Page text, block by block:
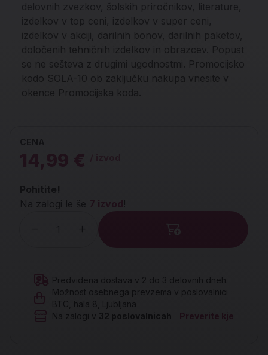
delovnih zvezkov, šolskih priročnikov, literature,
izdelkov v top ceni, izdelkov v super ceni,
izdelkov v akciji, darilnih bonov, darilnih paketov,
določenih tehničnih izdelkov in obrazcev. Popust
se ne sešteva z drugimi ugodnostmi. Promocijsko
kodo SOLA-10 ob zaključku nakupa vnesite v
okence Promocijska koda.
CENA
14,99 €
Pohitite!
Na zalogi le še 7 izvod !
Predvidena dostava v 2 do 3 delovnih dneh.
Možnost osebnega prevzema v poslovalnici
BTC, hala 8, Ljubljana
Na zalogi v 32 poslovalnicah Preverite kje